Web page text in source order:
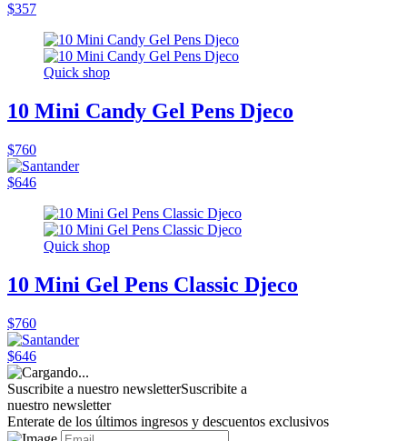
$357
Quick shop
10 Mini Candy Gel Pens Djeco
$760
$646
Quick shop
10 Mini Gel Pens Classic Djeco
$760
$646
Suscribite a nuestro newsletterSuscribite a
nuestro newsletter
Enterate de los últimos ingresos y descuentos exclusivos